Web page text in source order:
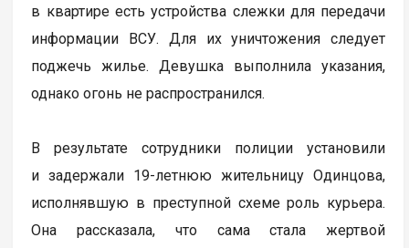
в квартире есть устройства слежки для передачи
информации ВСУ. Для их уничтожения следует
поджечь жилье. Девушка выполнила указания,
однако огонь не распространился.
В результате сотрудники полиции установили
и задержали 19-летнюю жительницу Одинцова,
исполнявшую в преступной схеме роль курьера.
Она рассказала, что сама стала жертвой